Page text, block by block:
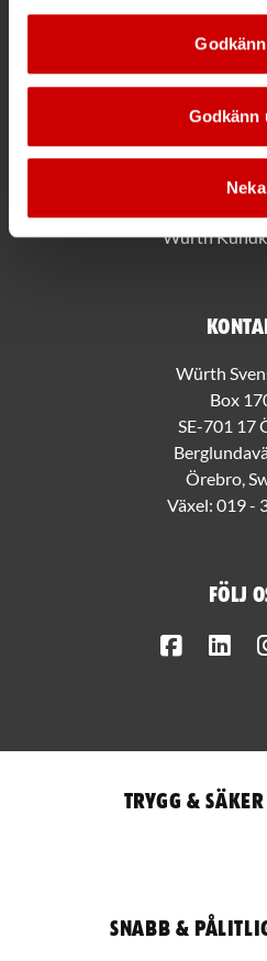
Godkänn
Neka
Allmänna
Handla med
Würth
Würth
Box
SE-701 17
Örebro,
Växel: 019 -
Följ
Trygg &
Snabb &